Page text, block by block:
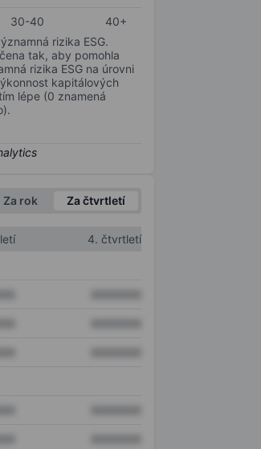
30-40
40+
rizika ESG.
tak, aby pomohla
rizika ESG na úrovni
kapitálových
lépe (0 znamená
Za rok Za čtvrtletí
4. čtvrtletí